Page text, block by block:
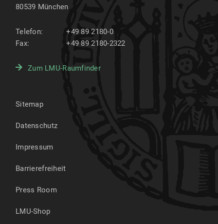
80539 München
Telefon:
+49 89 2180-0
Fax:
+49 89 2180-2322
Zum LMU-Raumfinder
Sitemap
Datenschutz
Impressum
Barrierefreiheit
Press Room
LMU-Shop